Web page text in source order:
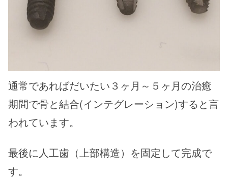
通常であればだいたい３ヶ月～５ヶ月の治癒
期間で骨と結合(インテグレーション)すると言
われています。
最後に人工歯（上部構造）を固定して完成で
す。